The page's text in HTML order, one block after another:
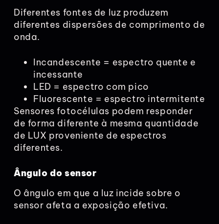
Diferentes fontes de luz produzem
diferentes dispersões de comprimento de
onda.
Incandescente = espectro quente e
incessante
LED = espectro com pico
Fluorescente = espectro intermitente
Sensores fotocélulas podem responder
de forma diferente à mesma quantidade
de LUX proveniente de espectros
diferentes.
Ângulo do sensor
O ângulo em que a luz incide sobre o
sensor afeta a exposição efetiva.